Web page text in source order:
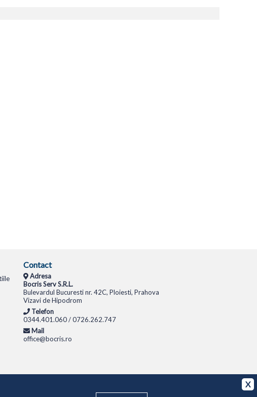
X
Contact
Adresa
Bocris Serv S.R.L.
Bulevardul Bucuresti nr. 42C, Ploiesti, Prahova
Vizavi de Hipodrom
Telefon
0344.401.060 / 0726.262.747
Mail
office@bocris.ro
FOTO CAMERE VIDEO CAMERE DE SUPRAVEGHERE